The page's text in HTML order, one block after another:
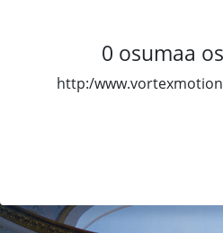
0 osumaa
http:/